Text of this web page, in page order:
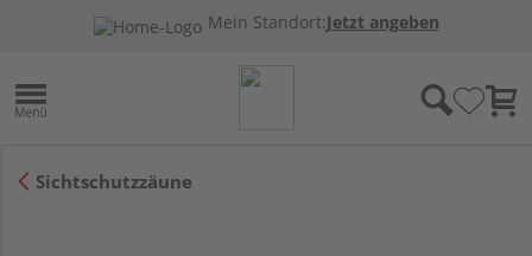
Mein Standort:Jetzt angeben
Sichtschutzzäune